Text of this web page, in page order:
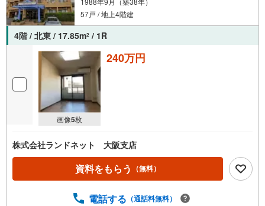
57戸 / 地上4階建
4階 / 北東 / 17.85m2 / 1R
画像5枚
240万円
株式会社ランドネット 大阪支店
資料をもらう （無料）
電話する （通話料無料）